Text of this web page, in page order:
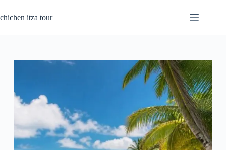
au
contenu
chichen itza tour